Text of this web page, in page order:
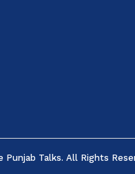
Punjab Talks. All Rights